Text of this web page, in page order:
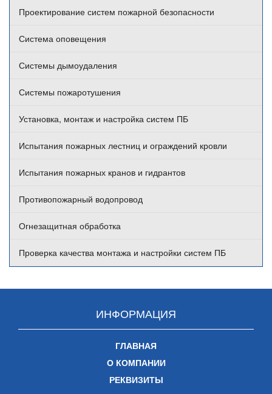
Проектирование систем пожарной безопасности
Система оповещения
Системы дымоудаления
Системы пожаротушения
Установка, монтаж и настройка систем ПБ
Испытания пожарных лестниц и ограждений кровли
Испытания пожарных кранов и гидрантов
Противопожарный водопровод
Огнезащитная обработка
Проверка качества монтажа и настройки систем ПБ
ИНФОРМАЦИЯ
ГЛАВНАЯ
О КОМПАНИИ
РЕКВИЗИТЫ